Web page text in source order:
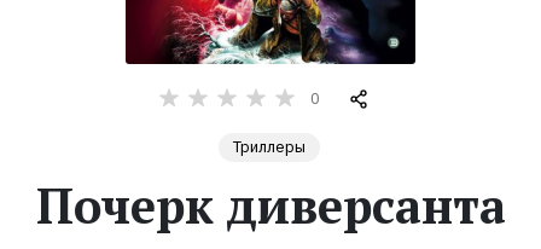
Экранизации
0
Триллеры
Почерк диверсанта